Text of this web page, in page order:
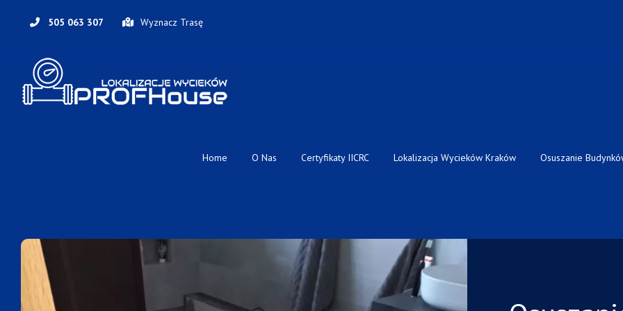
505 063 307 Wyznacz Trasę
Home O Nas Certyfikaty IICRC Lokalizacja Wycieków Kraków Osuszanie